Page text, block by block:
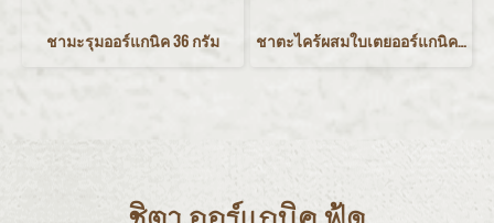
ชามะรุมออร์แกนิค 36 กรัม ชาตะไคร้ผสมใบเตยออร์แกนิค 24 กรัม